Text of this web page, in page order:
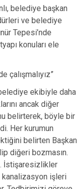
belediye başkan
ve belediye
Tepesi’nde
konuları ele
çalışmalıyız”
ekibiyle daha
ancak diğer
belirterek, böyle bir
Her kurumun
belirten Başkan
diğeri bozmasın.
İstişaresizlikler
kanalizasyon işleri